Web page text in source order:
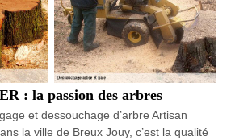
: la passion des arbres
et dessouchage d’arbre Artisan
la ville de Breux Jouy, c’est la qualité